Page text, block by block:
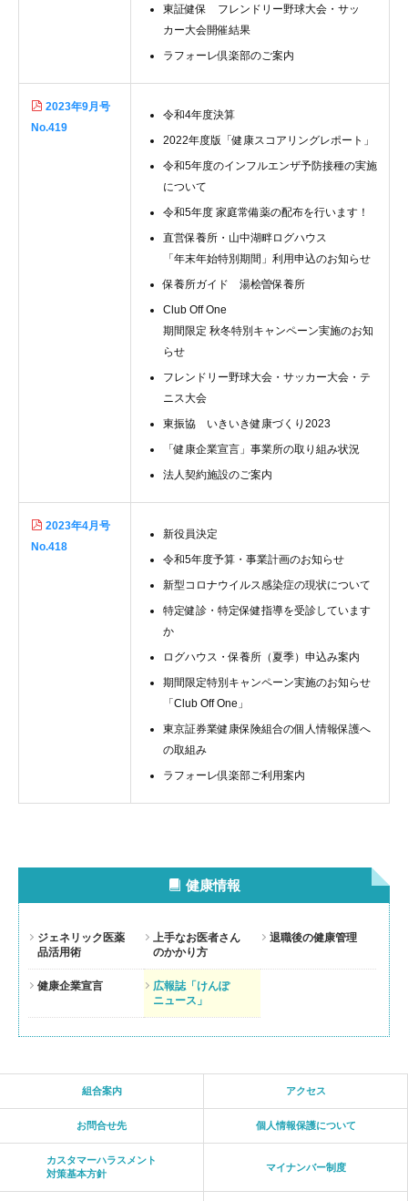
東証健保 フレンドリー野球大会・サッ
カー大会開催結果
ラフォーレ倶楽部のご案内
2023年9月号
No.419
令和4年度決算
2022年度版「健康スコアリングレポート」
令和5年度のインフルエンザ予防接種の実施
について
令和5年度 家庭常備薬の配布を行います！
直営保養所・山中湖畔ログハウス
「年末年始特別期間」利用申込のお知らせ
保養所ガイド 湯桧曽保養所
Club Off One
期間限定 秋冬特別キャンペーン実施のお知
らせ
フレンドリー野球大会・サッカー大会・テ
ニス大会
東振協 いきいき健康づくり2023
「健康企業宣言」事業所の取り組み状況
法人契約施設のご案内
2023年4月号
No.418
新役員決定
令和5年度予算・事業計画のお知らせ
新型コロナウイルス感染症の現状について
特定健診・特定保健指導を受診しています
か
ログハウス・保養所（夏季）申込み案内
期間限定特別キャンペーン実施のお知らせ
「Club Off One」
東京証券業健康保険組合の個人情報保護へ
の取組み
ラフォーレ倶楽部ご利用案内
健康情報
ジェネリック医薬
品活用術
上手なお医者さん
のかかり方
退職後の健康管理
健康企業宣言
広報誌「けんぽ
ニュース」
組合案内 アクセス
お問合せ先 個人情報保護について
カスタマーハラスメント
対策基本方針
マイナンバー制度